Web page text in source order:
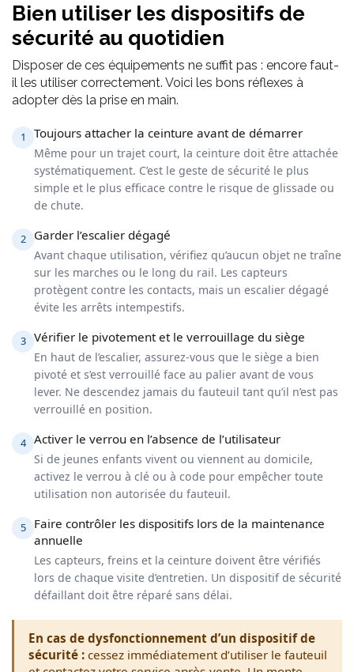
Bien utiliser les dispositifs de
sécurité au quotidien
Disposer de ces équipements ne suffit pas : encore faut-
il les utiliser correctement. Voici les bons réflexes à
adopter dès la prise en main.
1 Toujours attacher la ceinture avant de démarrer
Même pour un trajet court, la ceinture doit être attachée
systématiquement. C’est le geste de sécurité le plus
simple et le plus efficace contre le risque de glissade ou
de chute.
2 Garder l’escalier dégagé
Avant chaque utilisation, vérifiez qu’aucun objet ne traîne
sur les marches ou le long du rail. Les capteurs
protègent contre les contacts, mais un escalier dégagé
évite les arrêts intempestifs.
3 Vérifier le pivotement et le verrouillage du siège
En haut de l’escalier, assurez-vous que le siège a bien
pivoté et s’est verrouillé face au palier avant de vous
lever. Ne descendez jamais du fauteuil tant qu’il n’est pas
verrouillé en position.
4 Activer le verrou en l’absence de l’utilisateur
Si de jeunes enfants vivent ou viennent au domicile,
activez le verrou à clé ou à code pour empêcher toute
utilisation non autorisée du fauteuil.
5
Faire contrôler les dispositifs lors de la maintenance
annuelle
Les capteurs, freins et la ceinture doivent être vérifiés
lors de chaque visite d’entretien. Un dispositif de sécurité
défaillant doit être réparé sans délai.
En cas de dysfonctionnement d’un dispositif de
sécurité :cessez immédiatement d’utiliser le fauteuil